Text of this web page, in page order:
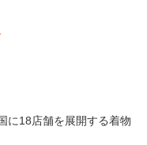
に18店舗を展開する着物